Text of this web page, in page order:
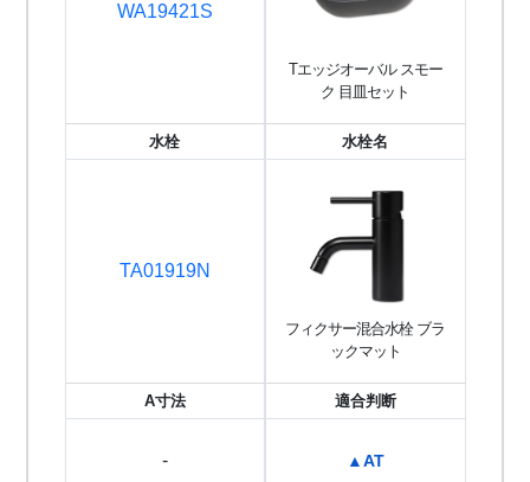
WA19421S
Tエッジオーバル スモー
ク 目皿セット
水栓
TA01919N
水栓名
フィクサー混合水栓 ブラ
ックマット
A寸法
-
適合判断
▲AT